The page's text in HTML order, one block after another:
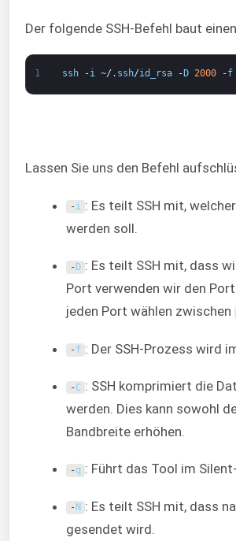
Der folgende SSH-Befehl baut
1 ssh -i ~/ . ssh/id_rsa - D 2000 -f
Lassen Sie uns den Befehl
- i : Es teilt SSH mit,
werden soll.
- D : Es teilt SSH mit, dass
Port verwenden wir den Port
jeden Port wählen zwischen
- f : Der SSH-Prozess wird
- C : SSH komprimiert die
werden. Dies kann sowohl
Bandbreite erhöhen.
- q : Führt das Tool im
- N : Es teilt SSH mit, dass
gesendet wird.